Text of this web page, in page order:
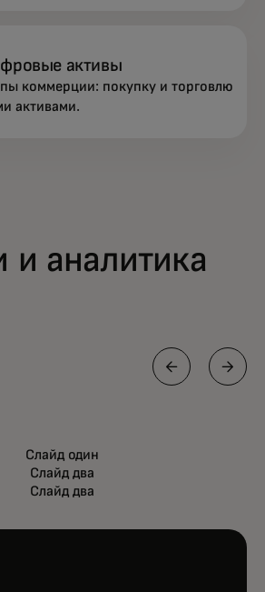
активы
коммерции: покупку и торговлю
активами.
и аналитика
традиционные
активы в цифровые с
Слайд один
Слайд два
Слайд два